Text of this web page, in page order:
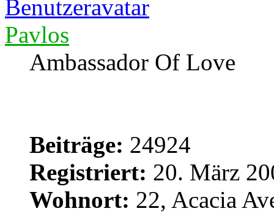
Pavlos
Ambassador Of Love
Beiträge: 24924
Registriert: 20. März
Wohnort: 22, Acacia